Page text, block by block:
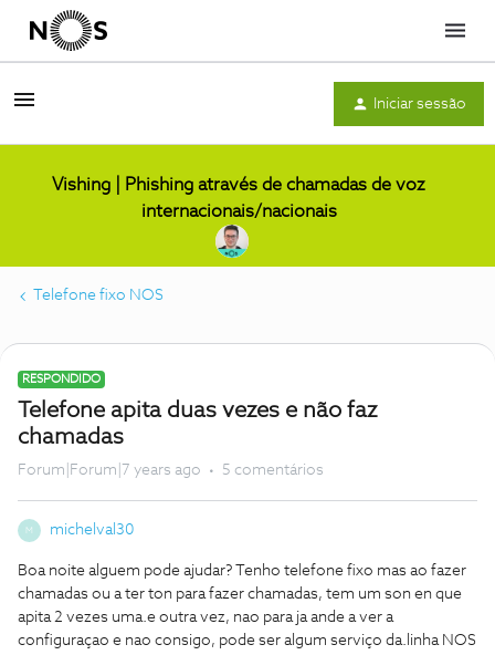
Menu
Iniciar sessão
Vishing | Phishing através de chamadas de voz
internacionais/nacionais
Telefone fixo NOS
RESPONDIDO
Telefone apita duas vezes e não faz
chamadas
Forum|Forum|7 years ago 5 comentários
M michelval30
Boa noite alguem pode ajudar? Tenho telefone fixo mas ao fazer
chamadas ou a ter ton para fazer chamadas, tem um son en que
apita 2 vezes uma.e outra vez, nao para ja ande a ver a
configuraçao e nao consigo, pode ser algum serviço da.linha NOS